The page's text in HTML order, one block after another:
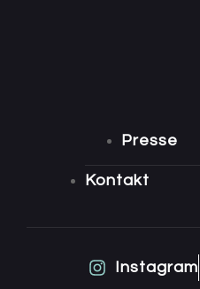
Presse
Kontakt
Instagram